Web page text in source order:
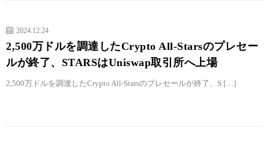
2024.12.24
2,500万ドルを調達したCrypto All-Starsのプレセー
ルが終了、STARSはUniswap取引所へ上場
2,500万ドルを調達したCrypto All-Starsのプレセールが終了、S […]